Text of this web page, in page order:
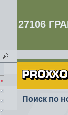
27106
Поиск по